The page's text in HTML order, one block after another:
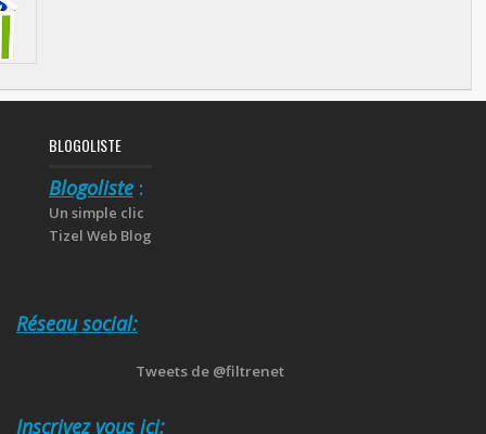
BLOGOLISTE
Blogoliste :
Un simple clic
Tizel Web Blog
Réseau social:
Tweets de @filtrenet
Inscrivez vous ici: